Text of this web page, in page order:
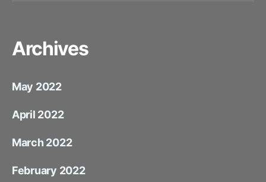
Archives
May 2022
April 2022
March 2022
February 2022